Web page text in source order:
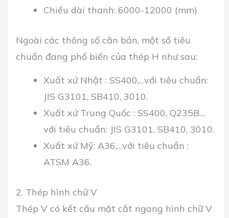
Chiều dài thanh: 6000-12000 (mm)
Ngoài các thông số căn bản, một số tiêu
chuẩn đang phố biến của thép H như sau:
Xuất xứ Nhật : SS400,…với tiêu chuẩn:
JIS G3101, SB410, 3010.
Xuất xứ Trung Quốc : SS400, Q235B…
với tiêu chuẩn: JIS G3101, SB410, 3010.
Xuất xứ Mỹ: A36,…với tiêu chuẩn :
ATSM A36.
2. Thép hình chữ V
Thép V có kết cấu mặt cắt ngang hình chữ V